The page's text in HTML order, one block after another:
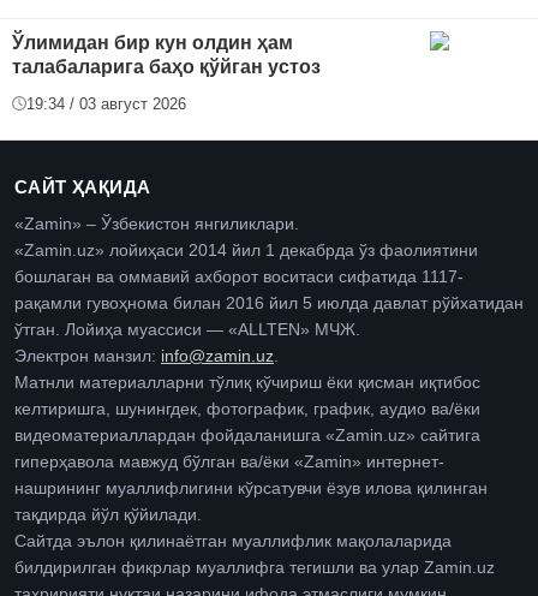
Ўлимидан бир кун олдин ҳам
талабаларига баҳо қўйган устоз
19:34 / 03 август 2026
САЙТ ҲАҚИДА
«Zamin» – Ўзбекистон янгиликлари.
«Zamin.uz» лойиҳаси 2014 йил 1 декабрда ўз фаолиятини
бошлаган ва оммавий ахборот воситаси сифатида 1117-
рақамли гувоҳнома билан 2016 йил 5 июлда давлат рўйхатидан
ўтган. Лойиҳа муассиси — «ALLTEN» МЧЖ.
Электрон манзил: info@zamin.uz
Матнли материалларни тўлиқ кўчириш ёки қисман иқтибос
келтиришга, шунингдек, фотографик, график, аудио ва/ёки
видеоматериаллардан фойдаланишга «Zamin.uz» сайтига
гиперҳавола мавжуд бўлган ва/ёки «Zamin» интернет-
нашрининг муаллифлигини кўрсатувчи ёзув илова қилинган
тақдирда йўл қўйилади.
Сайтда эълон қилинаётган муаллифлик мақолаларида
билдирилган фикрлар муаллифга тегишли ва улар Zamin.uz